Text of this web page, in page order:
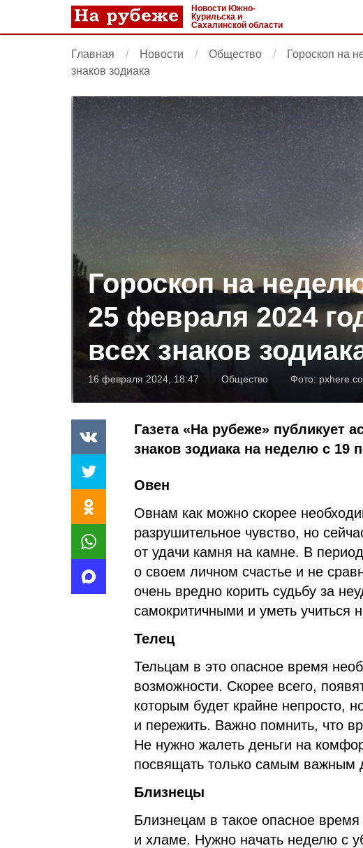
Новости Южно-
Курильска и
Сахалинской области
Главная Новости Общество
Гороскоп на
знаков зодиака
Гороскоп на
25 февраля 2024
всех знаков
16 февраля 2024, 18:47 Общество Фото:
Газета «На рубеже» публикует
знаков зодиака на неделю с 19
Овен
Овнам как можно скорее
разрушительное чувство, но
от удачи камня на камне. В
о своем личном счастье и не
очень вредно корить судьбу за
самокритичными и уметь учиться
Телец
Тельцам в это опасное время
возможности. Скорее всего,
которым будет крайне непросто,
и пережить. Важно помнить, что
Не нужно жалеть деньги на
посвящать только самым
Близнецы
Близнецам в такое опасное
и хламе. Нужно начать неделю с